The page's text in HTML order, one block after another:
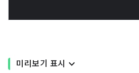
미리보기 표시